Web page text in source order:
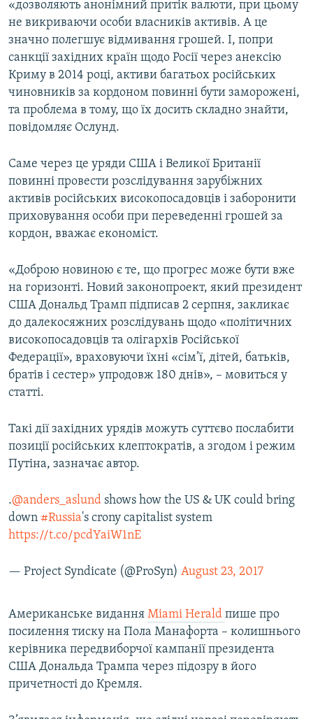
«дозволяють анонімний притік валюти, при цьому
не викриваючи особи власників активів. А це
значно полегшує відмивання грошей. І, попри
санкції західних країн щодо Росії через анексію
Криму в 2014 році, активи багатьох російських
чиновників за кордоном повинні бути заморожені,
та проблема в тому, що їх досить складно знайти,
повідомляє Ослунд.
Саме через це уряди США і Великої Британії
повинні провести розслідування зарубіжних
активів російських високопосадовців і заборонити
приховування особи при переведенні грошей за
кордон, вважає економіст.
«Доброю новиною є те, що прогрес може бути вже
на горизонті. Новий законопроект, який президент
США Дональд Трамп підписав 2 серпня, закликає
до далекосяжних розслідувань щодо «політичних
високопосадовців та олігархів Російської
Федерації», враховуючи їхні «сім’ї, дітей, батьків,
братів і сестер» упродовж 180 днів», – мовиться у
статті.
Такі дії західних урядів можуть суттєво послабити
позиції російських клептократів, а згодом і режим
Путіна, зазначає автор.
.@anders_aslund shows how the US & UK could bring
down #Russia's crony capitalist system
https://t.co/pcdYaiW1nE
— Project Syndicate (@ProSyn) August 23, 2017
Американське видання Miami Herald пише про
посилення тиску на Пола Манафорта – колишнього
керівника передвиборчої кампанії президента
США Дональда Трампа через підозру в його
причетності до Кремля.